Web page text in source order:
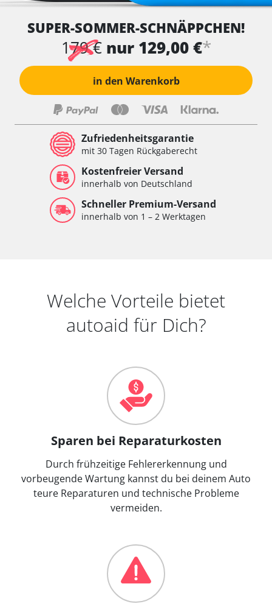
SUPER-SOMMER-SCHNÄPPCHEN!
179 € nur 129,00 €*
in den Warenkorb
Zufriedenheitsgarantie
mit 30 Tagen Rückgaberecht
Kostenfreier Versand
innerhalb von Deutschland
Schneller Premium-Versand
innerhalb von 1 – 2 Werktagen
Welche Vorteile bietet
autoaid für Dich?
Sparen bei Reparaturkosten
Durch frühzeitige Fehlererkennung und
vorbeugende Wartung kannst du bei deinem Auto
teure Reparaturen und technische Probleme
vermeiden.